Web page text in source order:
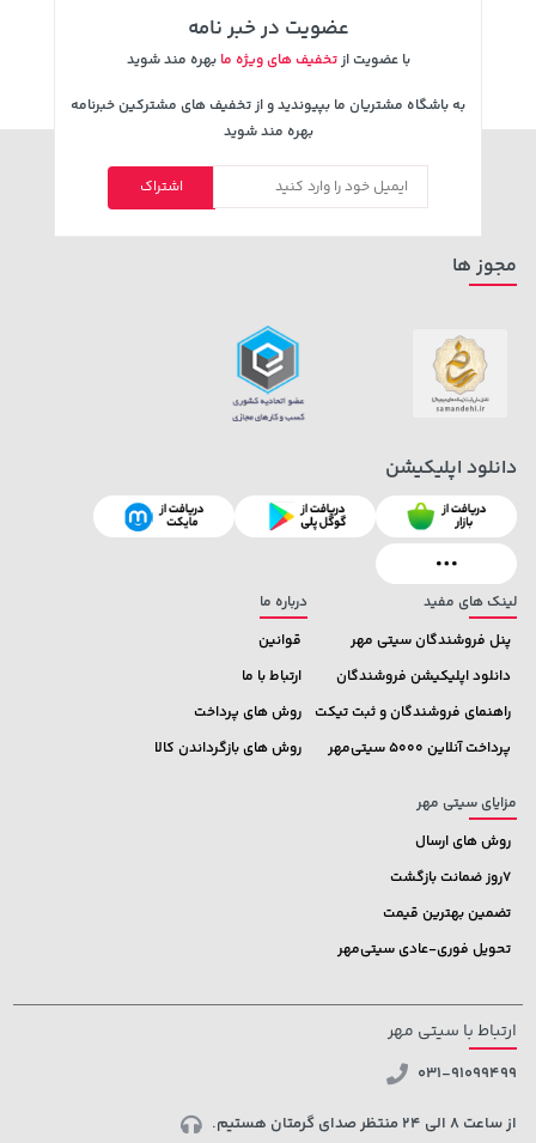
عضویت در خبر نامه
با عضویت ازتخفیف های ویژه ما بهره مند شوید
به باشگاه مشتریان ما بپیوندید و از تخفیف های مشترکین خبرنامه
بهره مند شوید
اشتراک
لینک های مفید
پنل فروشندگان سیتی مهر
دانلود اپلیکیشن فروشندگان
راهنمای فروشندگان و ثبت تیکت
پرداخت آنلاین 5000 سیتی‌مهر
درباره ما
قوانین
ارتباط با ما
روش های پرداخت
روش های بازگرداندن کالا
مزایای سیتی مهر
روش های ارسال
7روز ضمانت بازگشت
تضمین بهترین قیمت
تحویل فوری-عادی سیتی‌مهر
مجوز ها
دانلود اپلیکیشن
ارتباط با سیتی مهر
031-91099499
از ساعت 8 الی 24 منتظر صدای گرمتان هستیم.